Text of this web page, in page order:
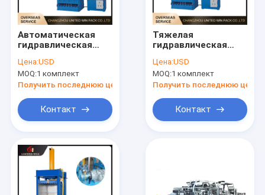
Автоматическая
гидравлическая
машина Сильное
нажатие
Стабильная
для упаковки сумок
из ПП
Цена:USD
MOQ:1 комплект
Получить последнюю цену
Контакт
Тяжелая
гидравлическая
машина высокое
давление сжатие
надежная работа
мешка
Цена:USD
MOQ:1 комплект
Получить последнюю цену
Контакт